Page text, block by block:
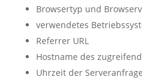
Browsertyp und
verwendetes
Referrer URL
Hostname des
Uhrzeit der Serveranfrage